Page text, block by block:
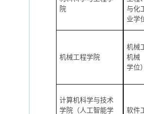
院
与化
业学
机械工程学院
机械
机械
学位
计算机科学与技术
学院（人工智能学
软件